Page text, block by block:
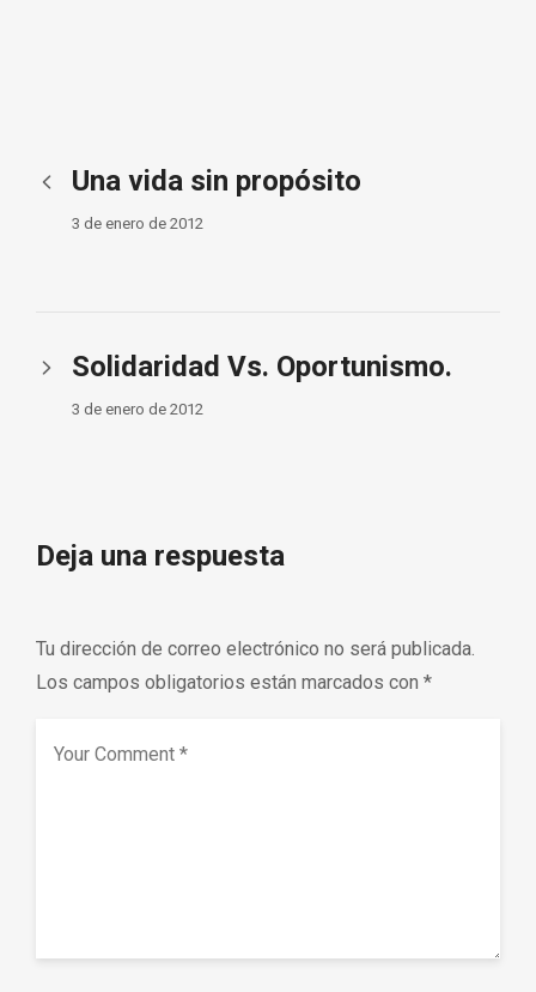
Una vida sin propósito
3 de enero de 2012
Solidaridad Vs. Oportunismo.
3 de enero de 2012
Deja una respuesta
Tu dirección de correo electrónico no será publicada.
Los campos obligatorios están marcados con *